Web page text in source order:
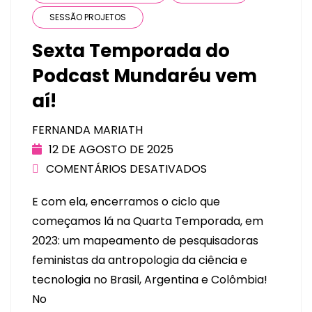
SESSÃO PROJETOS
Sexta Temporada do
Podcast Mundaréu vem
aí!
FERNANDA MARIATH
12 DE AGOSTO DE 2025
COMENTÁRIOS DESATIVADOS
E com ela, encerramos o ciclo que
começamos lá na Quarta Temporada, em
2023: um mapeamento de pesquisadoras
feministas da antropologia da ciência e
tecnologia no Brasil, Argentina e Colômbia!
No